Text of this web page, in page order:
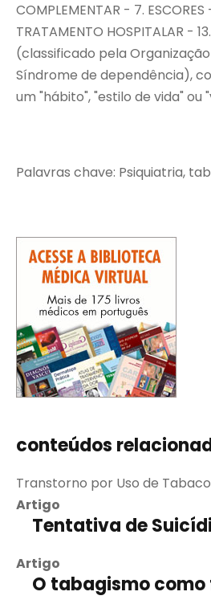
COMPLEMENTAR - 7.
TRATAMENTO HOSPITALAR -
(classificado pela
Síndrome de dependência),
um "hábito", "estilo de vida"
Palavras chave: Psiquiatria,
conteúdos
Transtorno por Uso de
Artigo
Tentativa de
Artigo
O tabagismo